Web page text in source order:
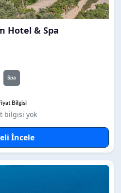
Hotel & Spa
Spa
Bilgisi
bilgisi yok
İncele